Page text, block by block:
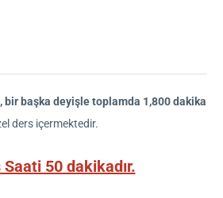
bir başka deyişle toplamda 1,800 dakika
ders içermektedir.
Saati 50 dakikadır.